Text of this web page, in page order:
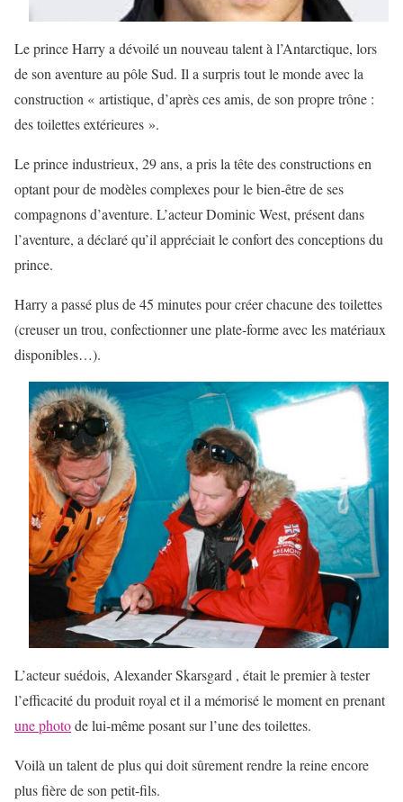
Le prince Harry a dévoilé un nouveau talent à l’Antarctique, lors
de son aventure au pôle Sud. Il a surpris tout le monde avec la
construction « artistique, d’après ces amis, de son propre trône :
des toilettes extérieures ».
Le prince industrieux, 29 ans, a pris la tête des constructions en
optant pour de modèles complexes pour le bien-être de ses
compagnons d’aventure. L’acteur Dominic West, présent dans
l’aventure, a déclaré qu’il appréciait le confort des conceptions du
prince.
Harry a passé plus de 45 minutes pour créer chacune des toilettes
(creuser un trou, confectionner une plate-forme avec les matériaux
disponibles…).
L’acteur suédois, Alexander Skarsgard , était le premier à tester
l’efficacité du produit royal et il a mémorisé le moment en prenant
une photode lui-même posant sur l’une des toilettes.
Voilà un talent de plus qui doit sûrement rendre la reine encore
plus fière de son petit-fils.